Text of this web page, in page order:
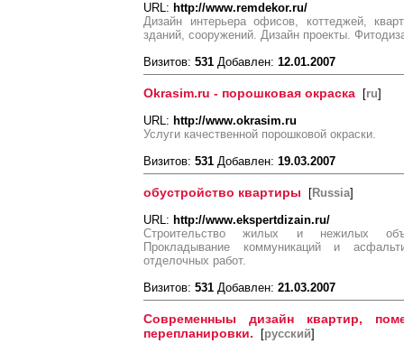
URL: http://www.remdekor.ru/
Дизайн интерьера офисов, коттеджей,
зданий, сооружений. Дизайн проекты.
Визитов: 531 Добавлен: 12.01.2007
Okrasim.ru - порошковая окраска [ru]
URL: http://www.okrasim.ru
Услуги качественной порошковой окраски.
Визитов: 531 Добавлен: 19.03.2007
обустройство квартиры [Russia]
URL: http://www.ekspertdizain.ru/
Строительство жилых и нежилых
Прокладывание коммуникаций и
отделочных работ.
Визитов: 531 Добавлен: 21.03.2007
Современныы дизайн квартир,
перепланировки. [русский]